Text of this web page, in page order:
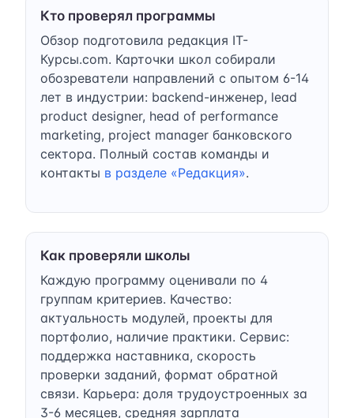
Кто проверял программы
Обзор подготовила редакция IT-
Курсы.com. Карточки школ собирали
обозреватели направлений с опытом 6-14
лет в индустрии: backend-инженер, lead
product designer, head of performance
marketing, project manager банковского
сектора. Полный состав команды и
контакты в разделе «Редакция».
Как проверяли школы
Каждую программу оценивали по 4
группам критериев. Качество:
актуальность модулей, проекты для
портфолио, наличие практики. Сервис:
поддержка наставника, скорость
проверки заданий, формат обратной
связи. Карьера: доля трудоустроенных за
3-6 месяцев, средняя зарплата